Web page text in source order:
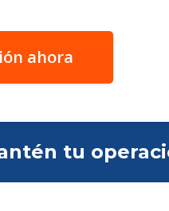
ahora
tu